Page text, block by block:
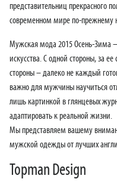
представительниц прекрасного
современном мире по-прежнему
Мужская мода 2015 Осень-Зима –
искусства. С одной стороны, за
стороны – далеко не каждый
важно для мужчины научиться
лишь картинкой в глянцевых
адаптировать к реальной жизни.
Мы представляем вашему
мужской одежды от лучших
Topman Design